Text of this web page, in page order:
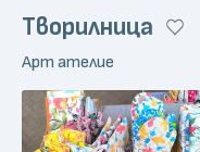
Творилница
Арт ателие